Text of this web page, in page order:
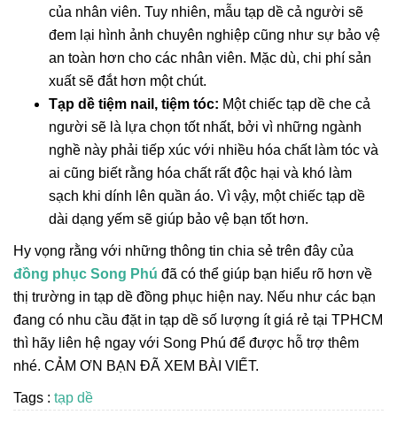
của nhân viên. Tuy nhiên, mẫu tạp dề cả người sẽ
đem lại hình ảnh chuyên nghiệp cũng như sự bảo vệ
an toàn hơn cho các nhân viên. Mặc dù, chi phí sản
xuất sẽ đắt hơn một chút.
Tạp dề tiệm nail, tiệm tóc: Một chiếc tạp dề che cả
người sẽ là lựa chọn tốt nhất, bởi vì những ngành
nghề này phải tiếp xúc với nhiều hóa chất làm tóc và
ai cũng biết rằng hóa chất rất độc hại và khó làm
sạch khi dính lên quần áo. Vì vậy, một chiếc tạp dề
dài dạng yếm sẽ giúp bảo vệ bạn tốt hơn.
Hy vọng rằng với những thông tin chia sẻ trên đây của
đồng phục Song Phú đã có thể giúp bạn hiểu rõ hơn về
thị trường in tạp dề đồng phục hiện nay. Nếu như các bạn
đang có nhu cầu đặt in tạp dề số lượng ít giá rẻ tại TPHCM
thì hãy liên hệ ngay với Song Phú để được hỗ trợ thêm
nhé. CẢM ƠN BẠN ĐÃ XEM BÀI VIẾT.
Tags : tạp dề